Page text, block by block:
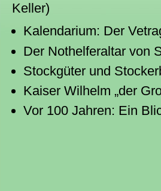
Keller)
Kalendarium: Der
Der Nothelferaltar von
Stockgüter und
Kaiser Wilhelm „der
Vor 100 Jahren: Ein